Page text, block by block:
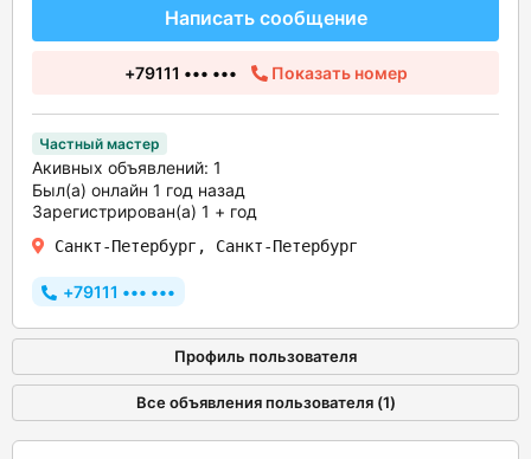
Написать сообщение
+79111 ••• ••• Показать номер
Частный мастер
Акивных объявлений: 1
Был(а) онлайн 1 год назад
Зарегистрирован(а) 1 + год
Санкт-Петербург, Санкт-Петербург
+79111 ••• •••
Профиль пользователя
Все объявления пользователя (1)